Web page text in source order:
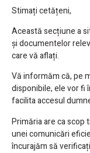
Stimați cetățeni,
Această secțiune a
și documentelor
care vă aflați.
Vă informăm că, pe
disponibile, ele vor fi
facilita accesul
Primăria are ca scop
unei comunicări
încurajăm să